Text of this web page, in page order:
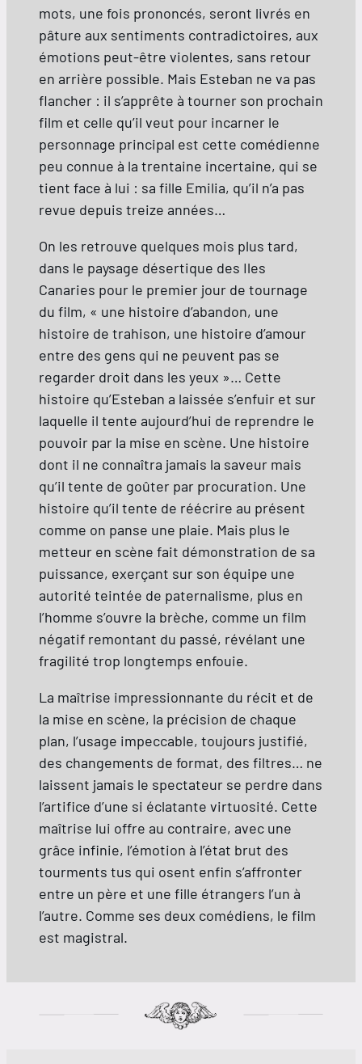
mots, une fois prononcés, seront livrés en
pâture aux sentiments contradictoires, aux
émotions peut-être violentes, sans retour
en arrière possible. Mais Esteban ne va pas
flancher : il s’apprête à tourner son prochain
film et celle qu’il veut pour incarner le
personnage principal est cette comédienne
peu connue à la trentaine incertaine, qui se
tient face à lui : sa fille Emilia, qu’il n’a pas
revue depuis treize années…
On les retrouve quelques mois plus tard,
dans le paysage désertique des Iles
Canaries pour le premier jour de tournage
du film, « une histoire d’abandon, une
histoire de trahison, une histoire d’amour
entre des gens qui ne peuvent pas se
regarder droit dans les yeux »… Cette
histoire qu’Esteban a laissée s’enfuir et sur
laquelle il tente aujourd’hui de reprendre le
pouvoir par la mise en scène. Une histoire
dont il ne connaîtra jamais la saveur mais
qu’il tente de goûter par procuration. Une
histoire qu’il tente de réécrire au présent
comme on panse une plaie. Mais plus le
metteur en scène fait démonstration de sa
puissance, exerçant sur son équipe une
autorité teintée de paternalisme, plus en
l’homme s’ouvre la brèche, comme un film
négatif remontant du passé, révélant une
fragilité trop longtemps enfouie.
La maîtrise impressionnante du récit et de
la mise en scène, la précision de chaque
plan, l’usage impeccable, toujours justifié,
des changements de format, des filtres… ne
laissent jamais le spectateur se perdre dans
l’artifice d’une si éclatante virtuosité. Cette
maîtrise lui offre au contraire, avec une
grâce infinie, l’émotion à l’état brut des
tourments tus qui osent enfin s’affronter
entre un père et une fille étrangers l’un à
l’autre. Comme ses deux comédiens, le film
est magistral.